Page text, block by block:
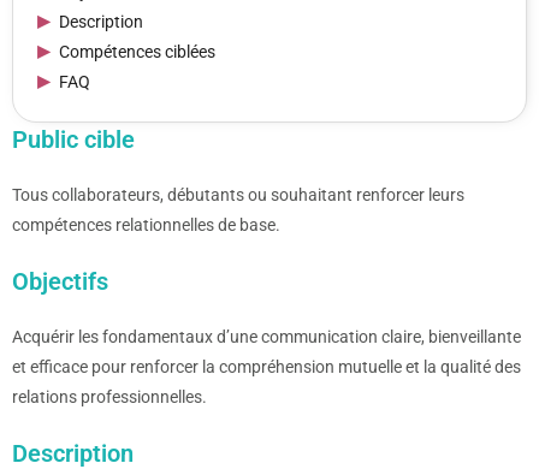
Description
Compétences ciblées
FAQ
Public cible
Tous collaborateurs, débutants ou souhaitant renforcer leurs
compétences relationnelles de base.
Objectifs
Acquérir les fondamentaux d’une communication claire, bienveillante
et efficace pour renforcer la compréhension mutuelle et la qualité des
relations professionnelles.
Description